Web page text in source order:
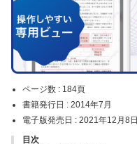
ページ数 : 184頁
書籍発行日 : 2014年7月
電子版発売日 : 2021年12月8日
目次